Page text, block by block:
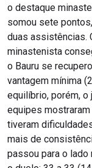
o destaque
somou sete
duas assistências.
minastenista
o Bauru se
vantagem mínima
equilíbrio, porém,
equipes
tiveram
mais de
passou para o lado